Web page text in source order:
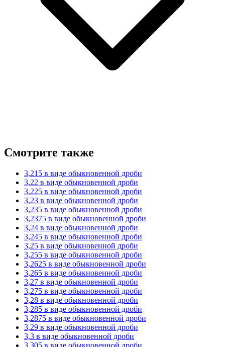
Смотрите также
3,215 в виде обыкновенной дроби
3,22 в виде обыкновенной дроби
3,225 в виде обыкновенной дроби
3,23 в виде обыкновенной дроби
3,235 в виде обыкновенной дроби
3,2375 в виде обыкновенной дроби
3,24 в виде обыкновенной дроби
3,245 в виде обыкновенной дроби
3,25 в виде обыкновенной дроби
3,255 в виде обыкновенной дроби
3,2625 в виде обыкновенной дроби
3,265 в виде обыкновенной дроби
3,27 в виде обыкновенной дроби
3,275 в виде обыкновенной дроби
3,28 в виде обыкновенной дроби
3,285 в виде обыкновенной дроби
3,2875 в виде обыкновенной дроби
3,29 в виде обыкновенной дроби
3,3 в виде обыкновенной дроби